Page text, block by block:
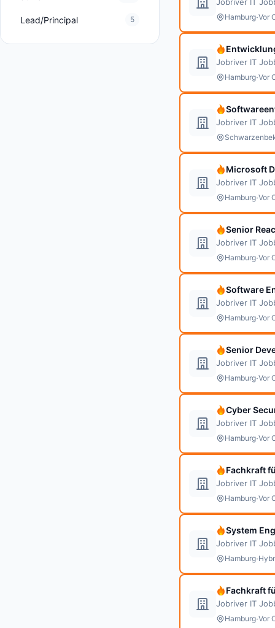
Lead/Principal 5 Hamburg·Vor
Jobriver IT
Hamburg·Vor
Jobriver IT
Microsoft
Jobriver IT
Hamburg·Vor
Senior
Jobriver IT
Hamburg·Vor
Software
Jobriver IT
Hamburg·Vor
Senior
Jobriver IT
Hamburg·Vor
Cyber
Jobriver IT
Hamburg·Vor
Fachkraft
Jobriver IT
Hamburg·Vor
System
Jobriver IT
Hamburg·
Fachkraft
Jobriver IT
Hamburg·Vor